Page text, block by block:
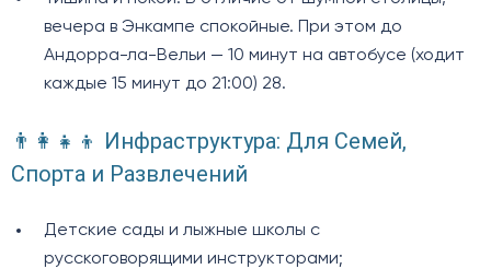
вечера в Энкампе спокойные. При этом до
Андорра-ла-Вельи — 10 минут на автобусе (ходит
каждые 15 минут до 21:00) 28.
👨‍👩‍👧‍👦 Инфраструктура: Для Семей,
Спорта и Развлечений
Детские сады и лыжные школы с
русскоговорящими инструкторами;